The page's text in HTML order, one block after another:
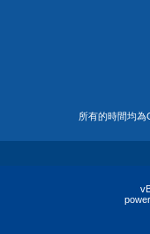
所有的時間均為